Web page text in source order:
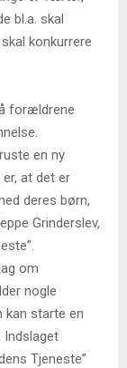
bl.a. skal
konkurrere
forældrene
en ny
at det er
deres børn,
Grinderslev,
om
nogle
kan starte en
Indslaget
Tjeneste”